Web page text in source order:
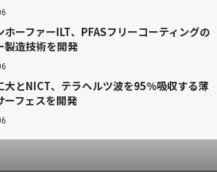
ホーファーILT、PFASフリーコーティングの
製造技術を開発
大とNICT、テラヘルツ波を95％吸収する薄
ーフェスを開発